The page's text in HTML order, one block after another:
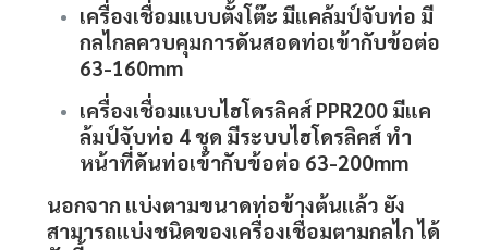
เครื่องเชื่อมแบบตั้งโต๊ะ มีแคล้มป์จับท่อ มี
กลไกลควบคุมการดันสอดท่อเข้ากับข้อต่อ
63-160mm
เครื่องเชื่อมแบบไฮโดรลิคส์ PPR200 มีแค
ล้มป์จับท่อ 4 ชุด มีระบบไฮโดรลิคส์ ทำ
หน้าที่ดันท่อเข้ากับข้อต่อ 63-200mm
นอกจาก แบ่งตามขนาดท่อข้างต้นแล้ว ยัง
สามารถแบ่งชนิดของเครื่องเชื่อมตามกลไก ได้